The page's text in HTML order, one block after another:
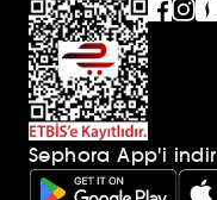
Sephora App'i indir